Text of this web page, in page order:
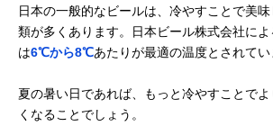
日本の一般的なビールは、冷やすことで美
類が多くあります。日本ビール株式会社に
は6℃から8℃あたりが最適の温度とされてい
夏の暑い日であれば、もっと冷やすことで
くなることでしょう。